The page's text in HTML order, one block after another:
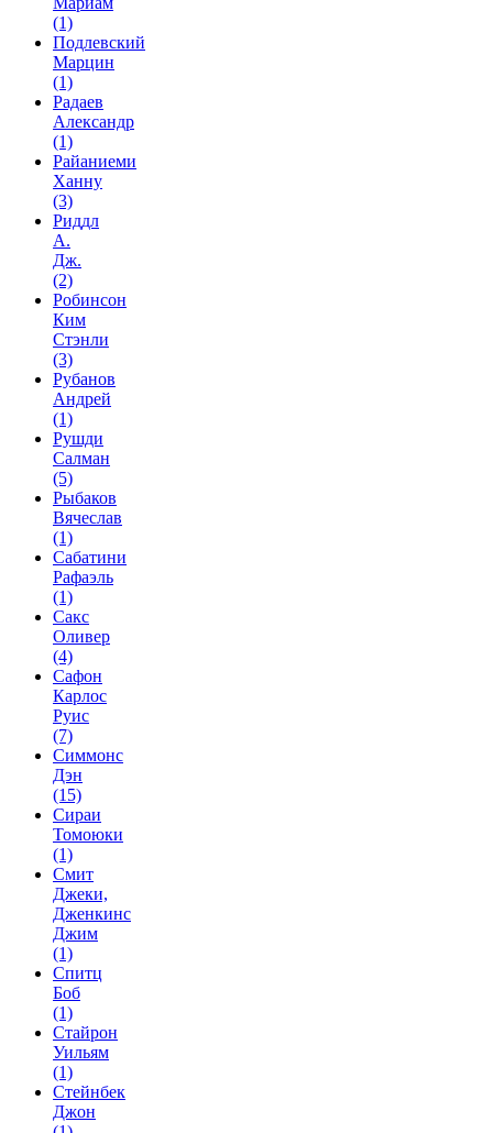
(1)
Подлевский
Марцин
(1)
Радаев
Александр
(1)
Райаниеми
Ханну
(3)
Риддл
А.
Дж.
(2)
Робинсон
Ким
Стэнли
(3)
Рубанов
Андрей
(1)
Рушди
Салман
(5)
Рыбаков
Вячеслав
(1)
Сабатини
Рафаэль
(1)
Сакс
Оливер
(4)
Сафон
Карлос
Руис
(7)
Симмонс
Дэн
(15)
Сираи
Томоюки
(1)
Смит
Джеки,
Дженкинс
Джим
(1)
Спитц
Боб
(1)
Стайрон
Уильям
(1)
Стейнбек
Джон